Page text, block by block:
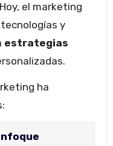
el marketing
y
estrategias
ha